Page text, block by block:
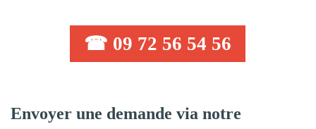
☎ 09 72 56 54 56
Envoyer une demande via notre